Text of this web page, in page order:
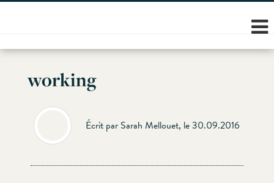
Skip
content
working
Écrit par Sarah Mellouet, le 30.09.2016